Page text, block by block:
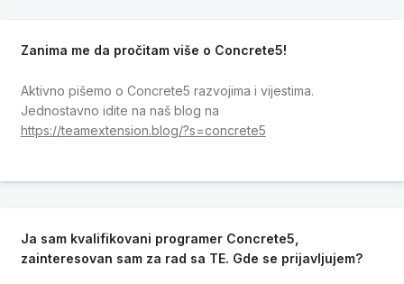
Zanima me da pročitam više o Concrete5!
Aktivno pišemo o Concrete5 razvojima i vijestima.
Jednostavno idite na naš blog na
https://teamextension.blog/?s=concrete5
Ja sam kvalifikovani programer Concrete5,
zainteresovan sam za rad sa TE. Gde se prijavljujem?